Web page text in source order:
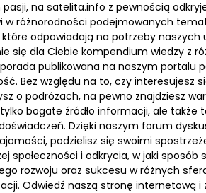
na satelita.info z pewnością
w różnorodności podejmowanych
odpowiadają na potrzeby naszych
dla Ciebie kompendium wiedzy z
publikowana na naszym portalu
Bez względu na to, czy interesujesz
o podróżach, na pewno znajdziesz
bogate źródło informacji, ale także
Dzięki naszym forum
podzielisz się swoimi
społeczności i odkrycia, w jaki
rozwoju oraz sukcesu w różnych
Odwiedź naszą stronę internetową i